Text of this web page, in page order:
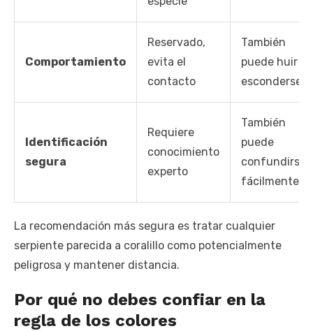
Comportamiento
Reservado,
evita el
contacto
También
puede huir o
esconderse
Identificación
segura
Requiere
conocimiento
experto
También
puede
confundirse
fácilmente
La recomendación más segura es tratar cualquier
serpiente parecida a coralillo como potencialmente
peligrosa y mantener distancia.
Por qué no debes confiar en la
regla de los colores